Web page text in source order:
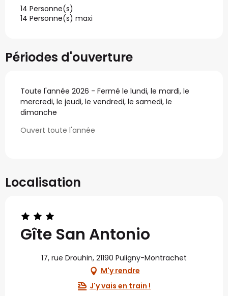
14 Personne(s)
14 Personne(s) maxi
Périodes d'ouverture
Toute l'année 2026 - Fermé le lundi, le mardi, le
mercredi, le jeudi, le vendredi, le samedi, le
dimanche
Ouvert toute l'année
Localisation
Gîte San Antonio
17, rue Drouhin, 21190 Puligny-Montrachet
M'y rendre
J'y vais en train !